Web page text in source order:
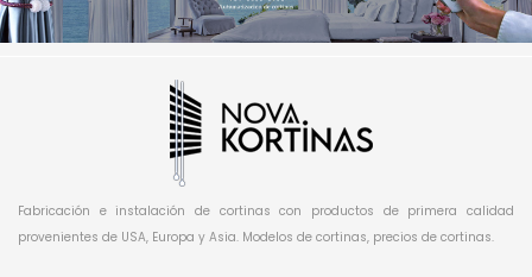
Fabricación e instalación de cortinas con productos de primera calidad
provenientes de USA, Europa y Asia. Modelos de cortinas, precios de cortinas.